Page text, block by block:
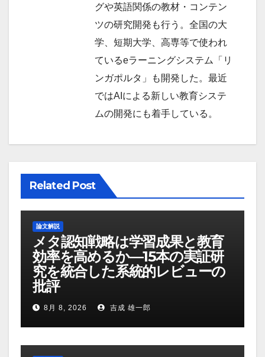
グや英語関係の教材・コンテン
ツの研究開発も行う。全国の大
学、短期大学、高専等で使われ
ているeラーニングシステム「リ
ンガポルタ」も開発した。最近
ではAIによる新しい教育システ
ムの開発にも着手している。
Related Post
論文解説
メタ認知戦略は学習成果と教育
効率を高めるか―15本の実証研
究を統合した系統的レビューの
批評
8月 8, 2026 吉成 雄一郎